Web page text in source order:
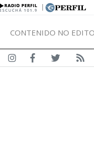
|
CONTENIDO NO